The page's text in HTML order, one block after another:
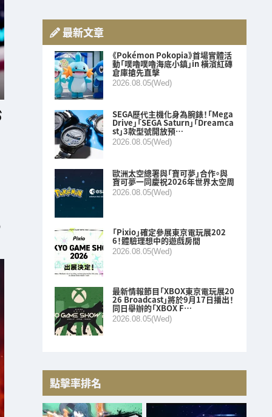
最新文章
《Pokémon Pokopia》首場實體活
動「噗嚕噗嚕海底小鎮」in 橫濱紅磚
倉庫搶先直擊
2026.08.05(Wed)
SEGA歷代主機化身為腕錶！「Mega
Drive」「SEGA Saturn」「Dreamca
st」3款型號開放預…
2026.08.05(Wed)
歐洲太空總署與「寶可夢」合作。與
寶可夢一同慶祝2026年世界太空周
2026.08.05(Wed)
「Pixio」確定參展東京電玩展202
6！體驗理想中的遊戲房間
2026.08.05(Wed)
最新情報節目「XBOX東京電玩展20
26 Broadcast」將於9月17日播出！
同日舉辦的「XBOX F…
2026.08.05(Wed)
點擊率排名